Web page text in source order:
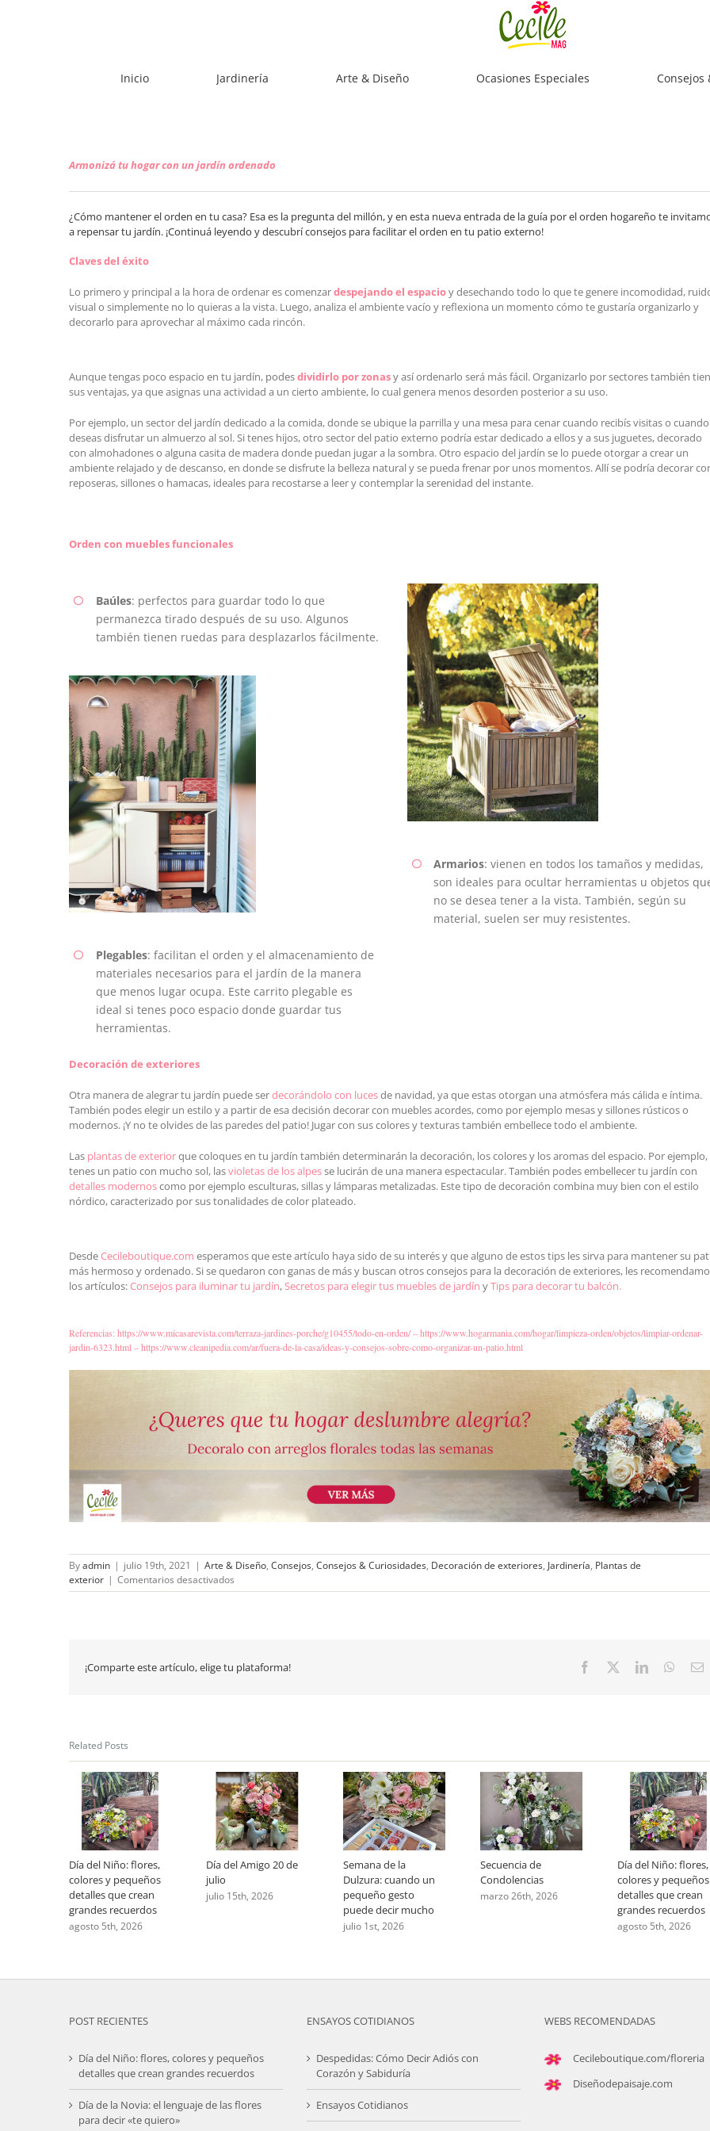
Inicio Jardinería Arte & Diseño Ocasiones Especiales Consejos
Armonizá tu hogar con un jardín ordenado
¿Cómo mantener el orden en tu casa? Esa es la pregunta del millón, y en esta nueva entrada de la guía por el orden hogareño te
a repensar tu jardín. ¡Continuá leyendo y descubrí consejos para facilitar el orden en tu patio externo!
Claves del éxito
Lo primero y principal a la hora de ordenar es comenzardespejando el espacioy desechando todo lo que te genere incomodidad,
visual o simplemente no lo quieras a la vista. Luego, analiza el ambiente vacío y reflexiona un momento cómo te gustaría organizarlo y
decorarlo para aprovechar al máximo cada rincón.
Aunque tengas poco espacio en tu jardín, podesdividirlo por zonasy así ordenarlo será más fácil. Organizarlo por sectores también
sus ventajas, ya que asignas una actividad a un cierto ambiente, lo cual genera menos desorden posterior a su uso.
Por ejemplo, un sector del jardín dedicado a la comida, donde se ubique la parrilla y una mesa para cenar cuando recibís visitas o cuando
deseas disfrutar un almuerzo al sol. Si tenes hijos, otro sector del patio externo podría estar dedicado a ellos y a sus juguetes, decorado
con almohadones o alguna casita de madera donde puedan jugar a la sombra. Otro espacio del jardín se lo puede otorgar a crear un
ambiente relajado y de descanso, en donde se disfrute la belleza natural y se pueda frenar por unos momentos. Allí se podría decorar
reposeras, sillones o hamacas, ideales para recostarse a leer y contemplar la serenidad del instante.
Orden con muebles funcionales
Baúles: perfectos para guardar todo lo que
permanezca tirado después de su uso. Algunos
también tienen ruedas para desplazarlos fácilmente.
Plegables: facilitan el orden y el almacenamiento de
materiales necesarios para el jardín de la manera
que menos lugar ocupa. Este carrito plegable es
ideal si tenes poco espacio donde guardar tus
herramientas.
Armarios: vienen en todos los tamaños y medidas,
son ideales para ocultar herramientas u objetos
no se desea tener a la vista. También, según su
material, suelen ser muy resistentes.
Decoración de exteriores
Otra manera de alegrar tu jardín puede serdecorándolo con lucesde navidad, ya que estas otorgan una atmósfera más cálida e íntima.
También podes elegir un estilo y a partir de esa decisión decorar con muebles acordes, como por ejemplo mesas y sillones rústicos o
modernos. ¡Y no te olvides de las paredes del patio! Jugar con sus colores y texturas también embellece todo el ambiente.
Las plantas de exteriorque coloques en tu jardín también determinarán la decoración, los colores y los aromas del espacio. Por ejemplo,
tenes un patio con mucho sol, lasvioletas de los alpesse lucirán de una manera espectacular. También podes embellecer tu jardín con
detalles modernoscomo por ejemplo esculturas, sillas y lámparas metalizadas. Este tipo de decoración combina muy bien con el estilo
nórdico, caracterizado por sus tonalidades de color plateado.
Desde Cecileboutique.com esperamos que este artículo haya sido de su interés y que alguno de estos tips les sirva para mantener su
más hermoso y ordenado. Si se quedaron con ganas de más y buscan otros consejos para la decoración de exteriores, les
los artículos: Consejos para iluminar tu jardín,Secretos para elegir tus muebles de jardín yTips para decorar tu balcón.
Referencias: https://www.micasarevista.com/terraza-jardines-porche/g10455/todo-en-orden/ –https://www.hogarmania.com/hogar/limpieza-orden/objetos/limpiar-ordenar-
jardin-6323.html –https://www.cleanipedia.com/ar/fuera-de-la-casa/ideas-y-consejos-sobre-como-organizar-un-patio.html
Byadmin | julio 19th, 2021 | Arte & Diseño, Consejos, Consejos & Curiosidades, Decoración de exteriores, Jardinería, Plantas de
exterior | Comentarios desactivados
Armonizá
jardín
¡Comparte este artículo, elige tu plataforma! Facebook LinkedIn
Related Posts
Día del Niño: flores,
colores y pequeños
detalles que crean
grandes recuerdos
agosto 5th, 2026
Día del Amigo 20 de
julio
julio 15th, 2026
Semana de la
Dulzura: cuando un
pequeño gesto
puede decir mucho
julio 1st, 2026
Secuencia de
Condolencias
marzo 26th, 2026
Día del Niño: flores,
colores y pequeños
detalles que crean
grandes recuerdos
agosto 5th, 2026
POST RECIENTES
Día del Niño: flores, colores y pequeños
detalles que crean grandes recuerdos
Día de la Novia: el lenguaje de las flores
para decir «te quiero»
ENSAYOS COTIDIANOS
Despedidas: Cómo Decir Adiós con
Corazón y Sabiduría
Ensayos Cotidianos
WEBS RECOMENDADAS
Cecileboutique.com/floreria
Diseñodepaisaje.com